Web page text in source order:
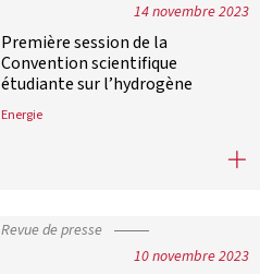
14 novembre 2023
Première session de la
Convention scientifique
étudiante sur l’hydrogène
Energie
Première session de la
Revue de presse
10 novembre 2023